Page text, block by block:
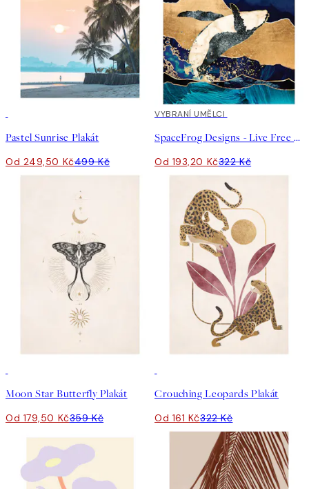
Pastel Sunrise Plakát
Od 249,50 Kč499 Kč
40%*
VYBRANÍ UMĚLCI
SpaceFrog Designs - Live Free Plakát
Od 193,20 Kč322 Kč
Moon Star Butterfly Plakát
Od 179,50 Kč359 Kč
Crouching Leopards Plakát
Od 161 Kč322 Kč